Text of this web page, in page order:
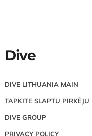
Dive
DIVE LITHUANIA MAIN
TAPKITE SLAPTU PIRKĖJU
DIVE GROUP
PRIVACY POLICY